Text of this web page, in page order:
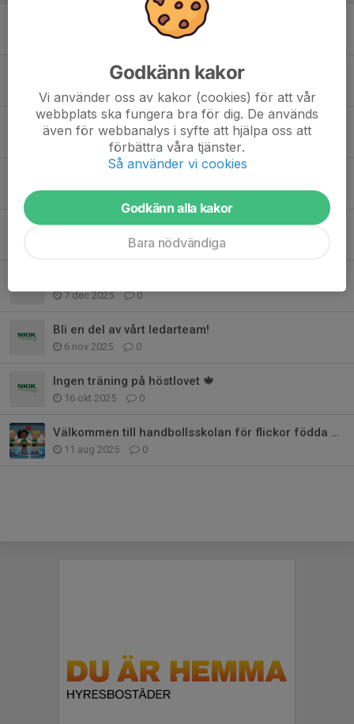
Slutspurten VT-26
Ingen träning på påsklovet
Träningskallelser
7 mar, 12:40 0
12 feb, 21:56 0
Handboll VT-26
0
7 dec 2025 0
Bli en del av vårt ledarteam!
6 nov 2025 0
Ingen träning på höstlovet 🍁
16 okt 2025 0
Välkommen till handbollsskolan för flickor födda 2019!
11 aug 2025 0
Godkänn kakor
Vi använder oss av kakor (cookies) för att vår
webbplats ska fungera bra för dig. De används
även för webbanalys i syfte att hjälpa oss att
förbättra våra tjänster.
Så använder vi cookies
Godkänn alla kakor
Bara nödvändiga